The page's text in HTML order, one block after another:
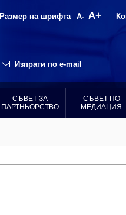
Размер на шрифта A- A+
Изпрати по e-mail
СЪВЕТ ЗА
ПАРТНЬОРСТВО
СЪВЕТ ПО
МЕДИАЦИЯ